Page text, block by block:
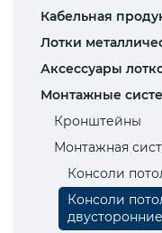
Кабельная
Лотки
Аксессуары
Монтажные
Кронштейны
Монтажная
Консоли
Консоли
двусторонние